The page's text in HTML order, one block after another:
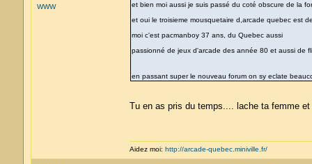
WWW
et bien moi aussi je suis passé du coté obscure de la
et oui le troisieme mousquetaire d,arcade quebec est
moi c'est pacmanboy 37 ans, du Quebec aussi
passionné de jeux d'arcade des année 80 et aussi de
en passant super le nouveau forum on sy eclate
Tu en as pris du temps.... lache ta femme
Aidez moi: http://arcade-quebec.miniville.fr/